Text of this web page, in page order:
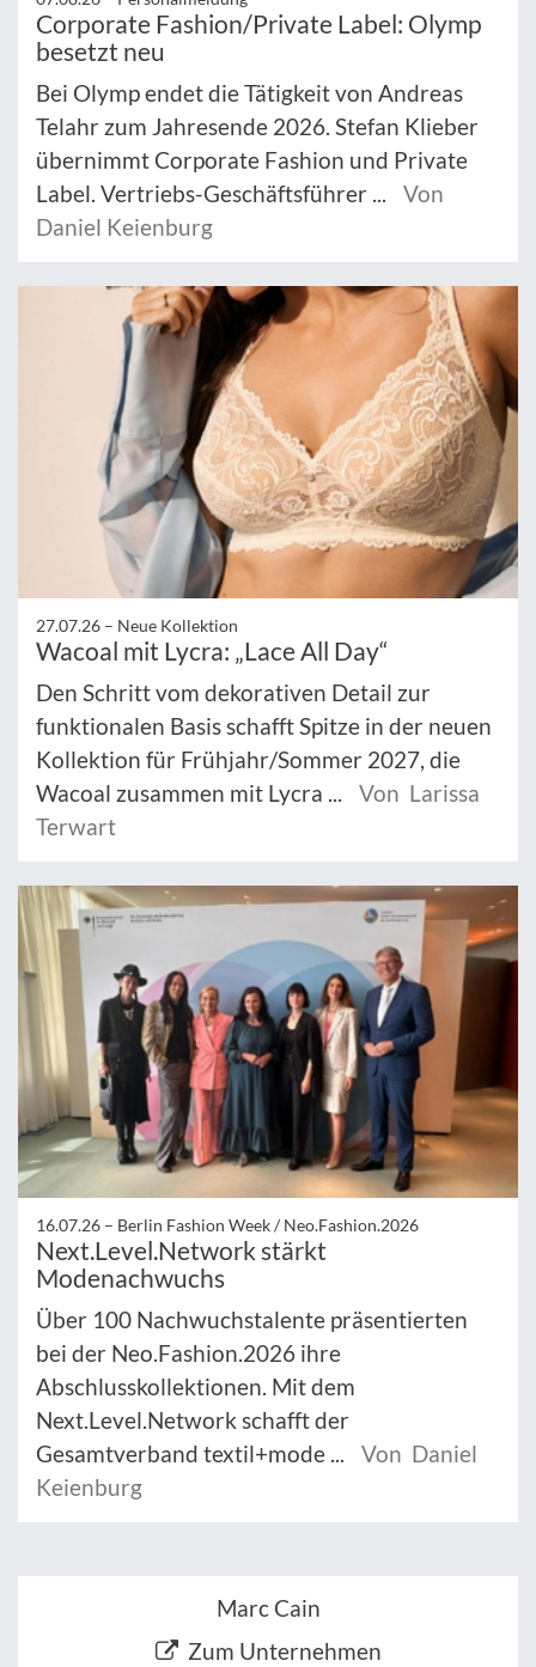
Corporate Fashion/Private Label: Olymp
besetzt neu
Bei Olymp endet die Tätigkeit von Andreas
Telahr zum Jahresende 2026. Stefan Klieber
übernimmt Corporate Fashion und Private
Label. Vertriebs-Geschäftsführer ...
Von
Daniel Keienburg
27.07.26 – Neue Kollektion
Wacoal mit Lycra: „Lace All Day“
Den Schritt vom dekorativen Detail zur
funktionalen Basis schafft Spitze in der neuen
Kollektion für Frühjahr/Sommer 2027, die
Wacoal zusammen mit Lycra ...
Von Larissa
Terwart
16.07.26 – Berlin Fashion Week / Neo.Fashion.2026
Next.Level.Network stärkt
Modenachwuchs
Über 100 Nachwuchstalente präsentierten
bei der Neo.Fashion.2026 ihre
Abschlusskollektionen. Mit dem
Next.Level.Network schafft der
Gesamtverband textil+mode ...
Von Daniel
Keienburg
Marc Cain
Zum Unternehmen